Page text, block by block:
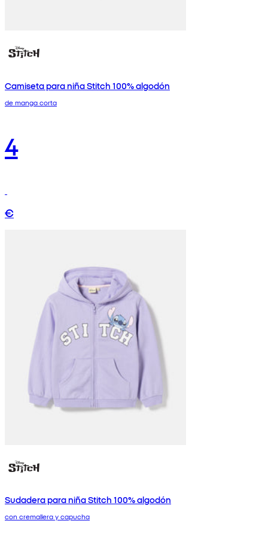
Camiseta para niña Stitch 100% algodón
de manga corta
4
€
Sudadera para niña Stitch 100% algodón
con cremallera y capucha